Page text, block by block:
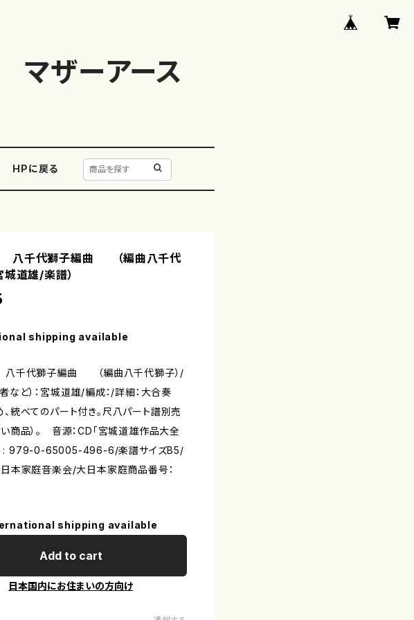
ザーアース
HPに戻る
千代獅子編曲 （編曲八千代
城道雄/楽譜）
shipping available
千代獅子編曲 （編曲八千代獅子）/
など）：宮城道雄/編成：/詳細：大合奏
統べてのパート付き。尺八パート譜別売
い商品）。 音源：CD「宮城道雄作品大全
: 979-0-65005-496-6/楽譜サイズB5/
日本家庭音楽会/大日本家庭商品番号：
shipping available
Add to cart
日本国内にお住まいの方向け